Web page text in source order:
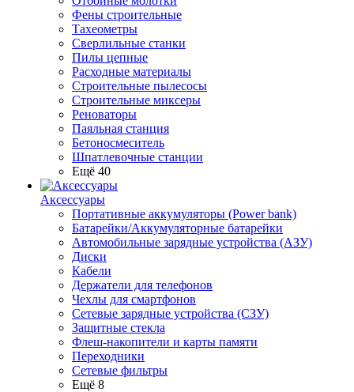
Фены строительные
Тахеометры
Сверлильные станки
Пилы цепные
Расходные материалы
Строительные пылесосы
Строительные миксеры
Реноваторы
Паяльная станция
Бетоносмеситель
Шпатлевочные станции
Ещё 40
Аксессуары
Портативные аккумуляторы (Power bank)
Батарейки/Аккумуляторные батарейки
Автомобильные зарядные устройства (АЗУ)
Диски
Кабели
Держатели для телефонов
Чехлы для смартфонов
Сетевые зарядные устройства (СЗУ)
Защитные стекла
Флеш-накопители и карты памяти
Переходники
Сетевые фильтры
Ещё 8